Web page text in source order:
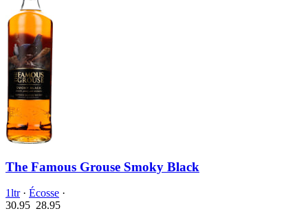
The Famous Grouse Smoky Black
1ltr· Écosse ·
30.95 28.95